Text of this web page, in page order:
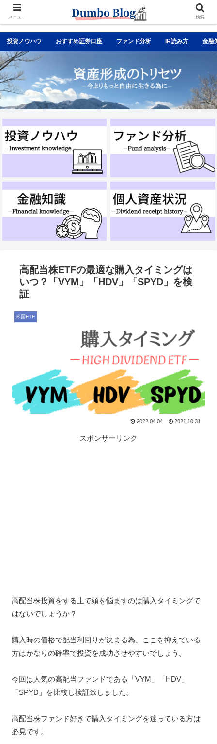
投資ノウハウ おすすめ証券口座 ファンド分析 IR読み方 金融
高配当株ETFの最適な購入タイミングは
いつ？「VYM」「HDV」「SPYD」を検
証
米国ETF
2022.04.04 2021.10.31
スポンサーリンク
高配当株投資をする上で頭を悩ますのは購入タイミングで
はないでしょうか？
購入時の価格で配当利回りが決まる為、ここを抑えている
方はかなりの確率で投資を成功させやすいでしょう。
今回は人気の高配当ファンドである「VYM」「HDV」
「SPYD」を比較し検証致しました。
高配当株ファンド好きで購入タイミングを迷っている方は
必見です。
メニュー 検索